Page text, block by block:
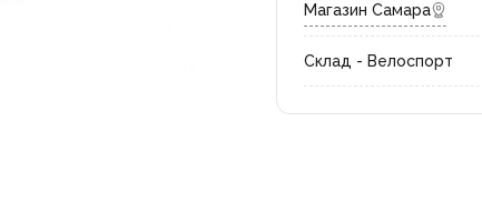
Магазин Самара
Склад - Велоспорт